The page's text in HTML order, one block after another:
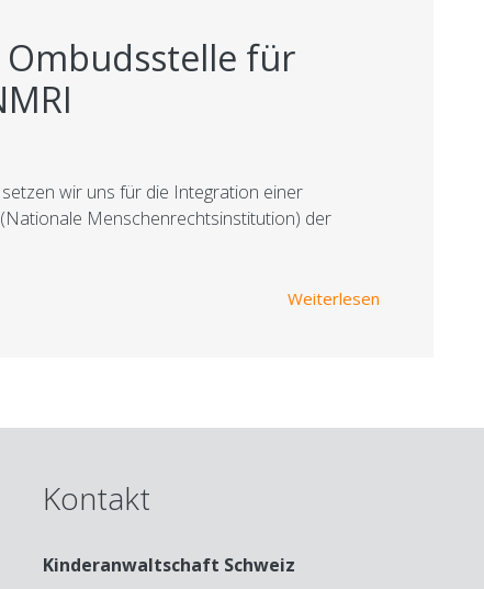
Ombudsstelle für
wir uns für die Integration einer
Menschenrechtsinstitution) der
Weiterlesen
Kontakt
Kinderanwaltschaft Schweiz